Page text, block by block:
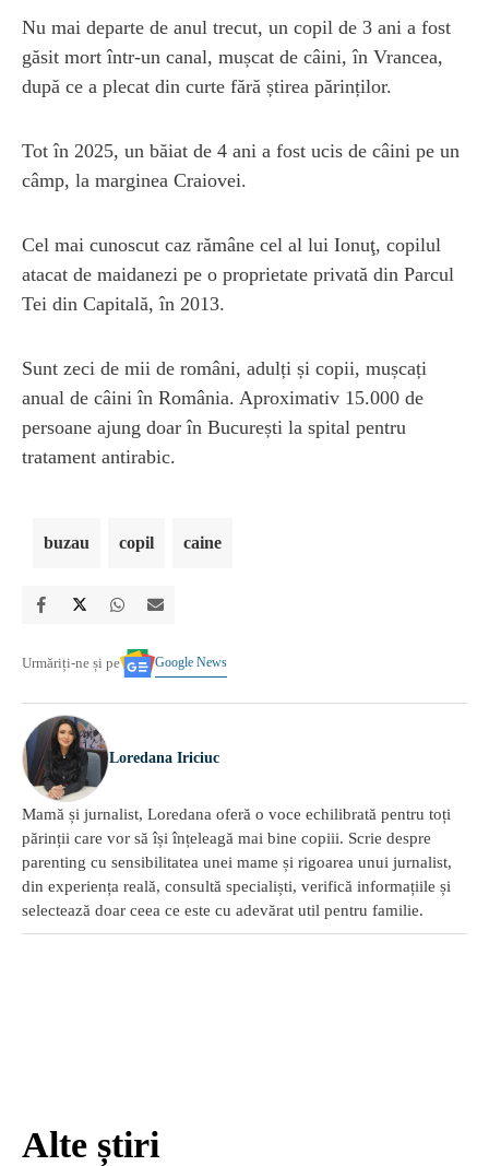
Nu mai departe de anul trecut, un copil de 3 ani a fost
găsit mort într-un canal, mușcat de câini, în Vrancea,
după ce a plecat din curte fără știrea părinților.
Tot în 2025, un băiat de 4 ani a fost ucis de câini pe un
câmp, la marginea Craiovei.
Cel mai cunoscut caz rămâne cel al lui Ionuţ, copilul
atacat de maidanezi pe o proprietate privată din Parcul
Tei din Capitală, în 2013.
Sunt zeci de mii de români, adulți și copii, mușcați
anual de câini în România. Aproximativ 15.000 de
persoane ajung doar în București la spital pentru
tratament antirabic.
buzau copil caine
Urmăriți-ne și pe Google News
Loredana Iriciuc
Mamă și jurnalist, Loredana oferă o voce echilibrată pentru toți
părinții care vor să își înțeleagă mai bine copiii. Scrie despre
parenting cu sensibilitatea unei mame și rigoarea unui jurnalist,
din experiența reală, consultă specialiști, verifică informațiile și
selectează doar ceea ce este cu adevărat util pentru familie.
Alte știri